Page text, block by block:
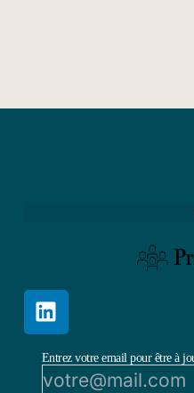
Entrez votre email pour être à